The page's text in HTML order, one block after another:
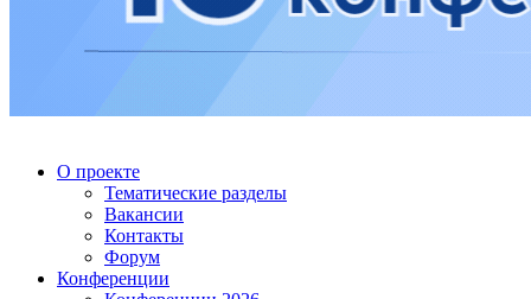
О проекте
Тематические разделы
Вакансии
Контакты
Форум
Конференции